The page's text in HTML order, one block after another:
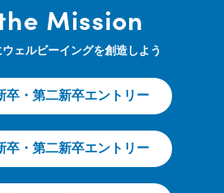
Mission
ェルビーイングを創造しよう
卒・第二新卒エントリー
卒・第二新卒エントリー